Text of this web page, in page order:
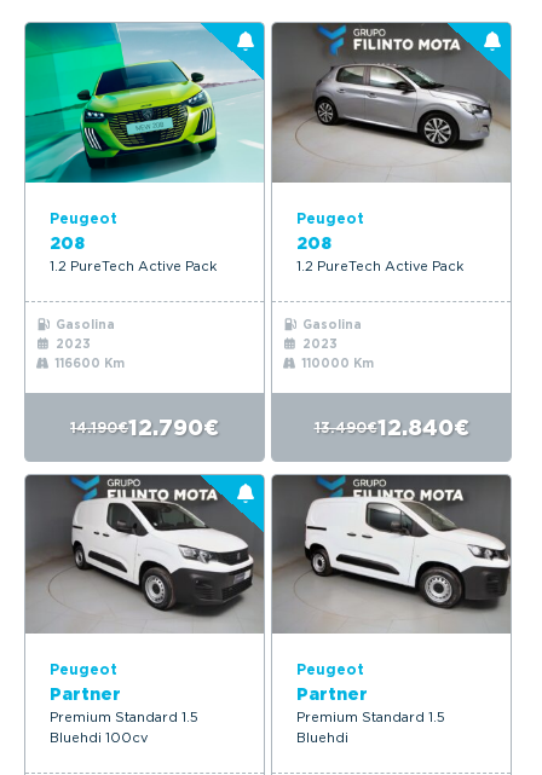
Peugeot
208
1.2 PureTech Active Pack
Gasolina
2023
116600 Km
14.190€12.790€
Peugeot
208
1.2 PureTech Active Pack
Gasolina
2023
110000 Km
13.490€12.840€
Peugeot
Partner
Premium Standard 1.5
Bluehdi 100cv
Peugeot
Partner
Premium Standard 1.5
Bluehdi